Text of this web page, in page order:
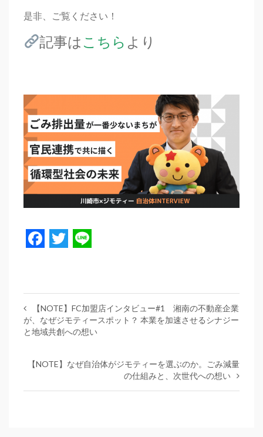
是非、ご覧ください！
記事は こちら より
Facebook
Twitter
【NOTE】FC加盟店インタビュー#1 湘南の不動産企業
が、なぜジモティースポット？ 本業を加速させるシナジー
と地域共創への想い
【NOTE】なぜ自治体がジモティーを選ぶのか。ごみ減量
の仕組みと、次世代への想い